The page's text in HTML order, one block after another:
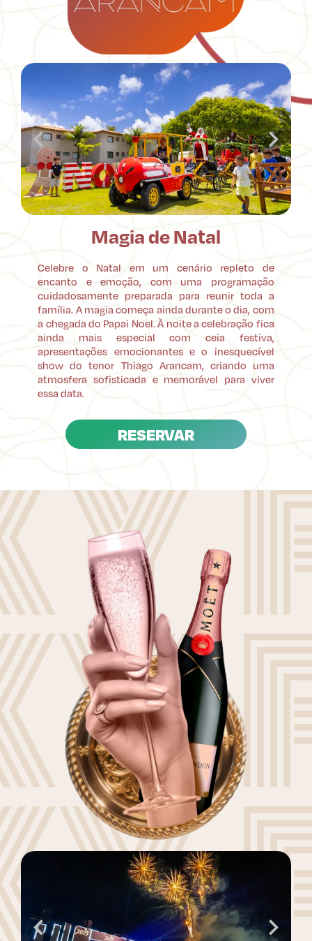
Magia de Natal
Celebre o Natal em um cenário repleto de
encanto e emoção, com uma programação
cuidadosamente preparada para reunir toda a
família. A magia começa ainda durante o dia, com
a chegada do Papai Noel. À noite a celebração fica
ainda mais especial com ceia festiva,
apresentações emocionantes e o inesquecível
show do tenor Thiago Arancam, criando uma
atmosfera sofisticada e memorável para viver
essa data.
RESERVAR